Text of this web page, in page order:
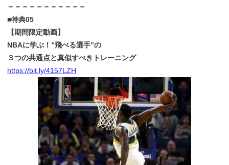
＝＝＝＝＝＝＝＝＝＝＝
■特典05
【期間限定動画】
NBAに学ぶ！”飛べる選手”の
３つの共通点と真似すべきトレーニング
https://bit.ly/4157LZH